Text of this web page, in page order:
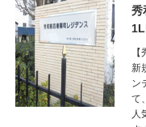
秀
新
ン
て
人